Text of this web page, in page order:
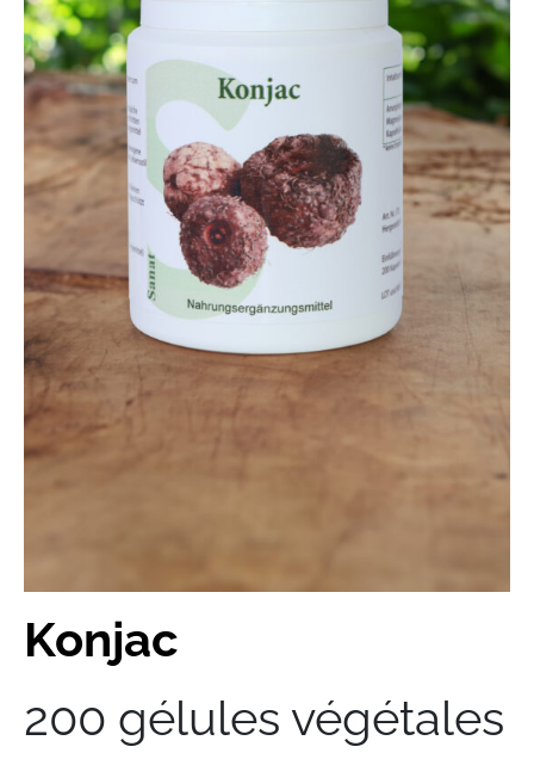
Konjac
200 gélules végétales